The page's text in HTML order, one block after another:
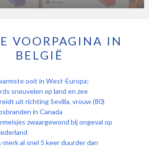
VOORPAGINA IN
BELGIË
ooit in West-Europa:
sneuvelen op land en zee
uit richting Sevilla, vrouw (80)
in Canada
zwaargewond bij ongeval op
merk al snel 5 keer duurder dan